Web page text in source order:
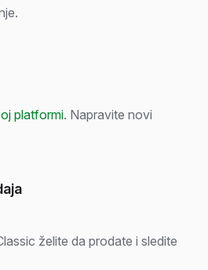
platformi. Napravite novi
želite da prodate i sledite